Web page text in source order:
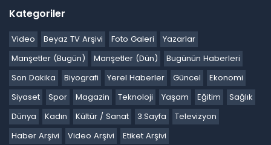
Kategoriler
Video Beyaz TV Arşivi Foto Galeri
Yazarlar
Manşetler (Bugün)
Manşetler (Dün)
Bugünün Haberleri
Son Dakika
Biyografi Yerel Haberler Güncel
Ekonomi
Siyaset
Spor Magazin Teknoloji Yaşam Eğitim
Sağlık
Dünya
Kadın Kültür / Sanat 3.Sayfa
Televizyon
Haber Arşivi
Video Arşivi Etiket Arşivi